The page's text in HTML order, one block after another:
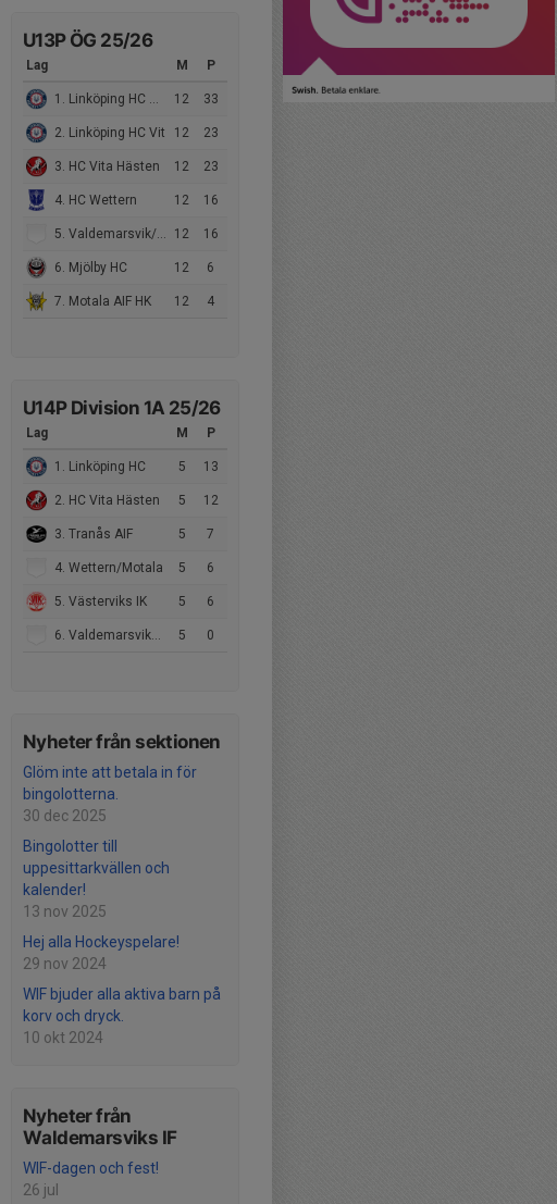
U13P ÖG 25/26
Lag M P
1. Linköping HC Blå 12 33
2. Linköping HC Vit 12 23
3. HC Vita Hästen 12 23
4. HC Wettern 12 16
5. Valdemarsvik/IK Guts 12 16
6. Mjölby HC 12 6
7. Motala AIF HK 12 4
U14P Division 1A 25/26
Lag M P
1. Linköping HC 5 13
2. HC Vita Hästen 5 12
3. Tranås AIF 5 7
4. Wettern/Motala 5 6
5. Västerviks IK 5 6
6. Valdemarsviks IF/IK Guts 5 0
Nyheter från sektionen
Glöm inte att betala in för
bingolotterna.
30 dec 2025
Bingolotter till
uppesittarkvällen och
kalender!
13 nov 2025
Hej alla Hockeyspelare!
29 nov 2024
WIF bjuder alla aktiva barn på
korv och dryck.
10 okt 2024
Nyheter från
Waldemarsviks IF
WIF-dagen och fest!
26 jul